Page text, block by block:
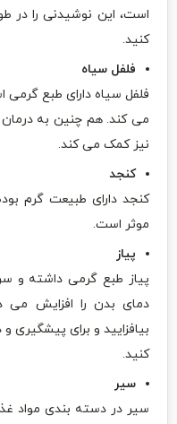
است، این نوشیدنی را در
کنید.
فلفل سیاه
فلفل سیاه دارای طبع گرمی
می کند. هم چنین به
نیز کمک می کند.
کنجد
کنجد دارای طبیعت گرم
موثر است.
پیاز
پیاز طبع گرمی داشته و
دمای بدن را افزایش
بیافزایید و برای پیشگیری
کنید.
سیر
سیر در دسته بندی مواد